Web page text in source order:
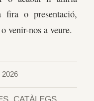
o presentació,
venir-nos a veure.
2026